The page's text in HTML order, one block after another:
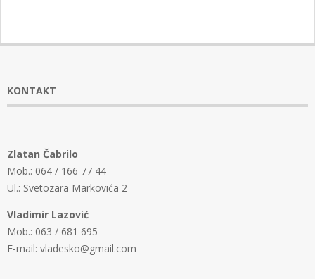
KONTAKT
Zlatan Čabrilo
Mob.: 064 / 166 77 44
Ul.: Svetozara Markovića 2
Vladimir Lazović
Mob.: 063 / 681 695
E-mail: vladesko@gmail.com